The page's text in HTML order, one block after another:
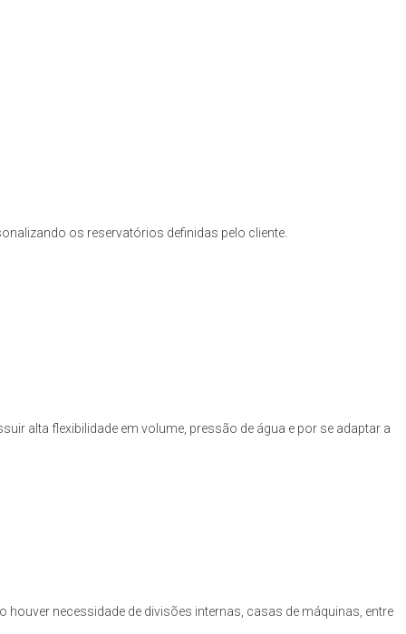
os reservatórios definidas pelo cliente.
alta flexibilidade em volume, pressão de água e por se adaptar a
necessidade de divisões internas, casas de máquinas, entre